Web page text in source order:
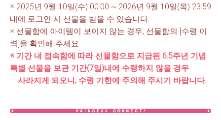
※ 2025년 9월 10일(수) 00:00 ~ 2026년 9월 10일(목) 23:59
내에 로그인 시 선물을 받을 수 있습니다.
※ 선물함에 아이템이 보이지 않는 경우, 선물함의 [수령 이
력]을 확인해 주세요.
※ 기간 내 접속함에 따라 선물함으로 지급된 6.5주년 기념
특별 선물을 보관 기간(7일)내에 수령하지 않을 경우
사라지게 되오니, 수령 기한에 주의해 주시기 바랍니다.